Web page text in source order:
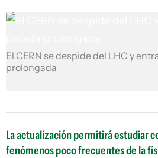
El CERN se despide del LHC y
prolongada
La actualización permitirá estudiar
fenómenos poco frecuentes de la